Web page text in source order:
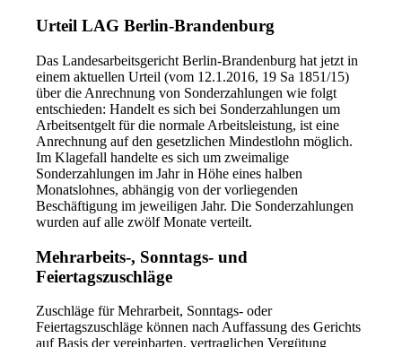
Urteil LAG Berlin-Brandenburg
Das Landesarbeitsgericht Berlin-Brandenburg hat jetzt in
einem aktuellen Urteil (vom 12.1.2016, 19 Sa 1851/15)
über die Anrechnung von Sonderzahlungen wie folgt
entschieden: Handelt es sich bei Sonderzahlungen um
Arbeitsentgelt für die normale Arbeitsleistung, ist eine
Anrechnung auf den gesetzlichen Mindestlohn möglich.
Im Klagefall handelte es sich um zweimalige
Sonderzahlungen im Jahr in Höhe eines halben
Monatslohnes, abhängig von der vorliegenden
Beschäftigung im jeweiligen Jahr. Die Sonderzahlungen
wurden auf alle zwölf Monate verteilt.
Mehrarbeits-, Sonntags- und
Feiertagszuschläge
Zuschläge für Mehrarbeit, Sonntags- oder
Feiertagszuschläge können nach Auffassung des Gerichts
auf Basis der vereinbarten, vertraglichen Vergütung